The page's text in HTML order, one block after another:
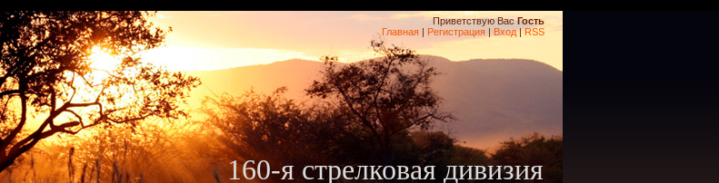
Приветствую Вас Гость
Главная | Регистрация | Вход|RSS
160-я стрелковая дивизия